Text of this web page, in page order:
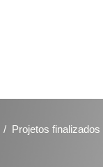
Projetos finalizados